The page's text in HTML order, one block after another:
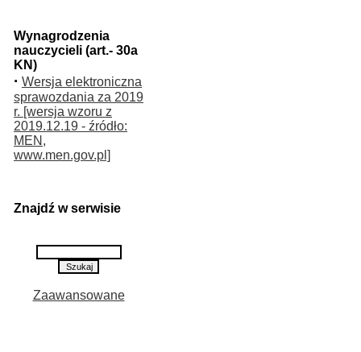
Wynagrodzenia
nauczycieli (art.- 30a
KN)
· Wersja elektroniczna
sprawozdania za 2019
r. [wersja wzoru z
2019.12.19 - źródło:
MEN,
www.men.gov.pl]
Znajdź w serwisie
Zaawansowane